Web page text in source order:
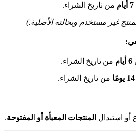
7 أيام من تاريخ الشراء.
غير مستخدم وبحالته الأصلية.)
6 أيام من تاريخ الشراء.
14 يومًا من تاريخ الشراء.
أو استبدال المنتجات المعبأة أو المفتوحة.